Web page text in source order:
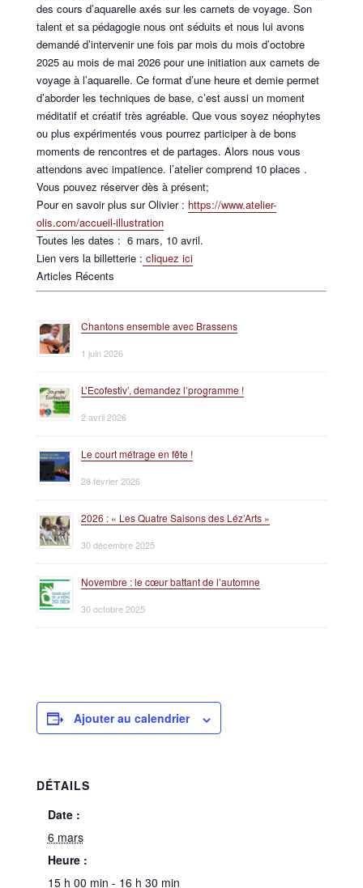
des cours d’aquarelle axés sur les carnets de voyage. Son
talent et sa pédagogie nous ont séduits et nous lui avons
demandé d’intervenir une fois par mois du mois d’octobre
2025 au mois de mai 2026 pour une initiation aux carnets de
voyage à l’aquarelle. Ce format d’une heure et demie permet
d’aborder les techniques de base, c’est aussi un moment
méditatif et créatif très agréable. Que vous soyez néophytes
ou plus expérimentés vous pourrez participer à de bons
moments de rencontres et de partages. Alors nous vous
attendons avec impatience. l’atelier comprend 10 places .
Vous pouvez réserver dès à présent;
Pour en savoir plus sur Olivier : https://www.atelier-
olis.com/accueil-illustration
Toutes les dates : 6 mars, 10 avril.
Lien vers la billetterie : cliquez ici
Articles Récents
Chantons ensemble avec Brassens
1 juin 2026
L’Ecofestiv’, demandez l’programme !
2 avril 2026
Le court métrage en fête !
28 février 2026
2026 : « Les Quatre Saisons des Léz’Arts »
30 décembre 2025
Novembre : le cœur battant de l’automne
30 octobre 2025
Ajouter au calendrier
DÉTAILS
Date :
6 mars
Heure :
15 h 00 min - 16 h 30 min